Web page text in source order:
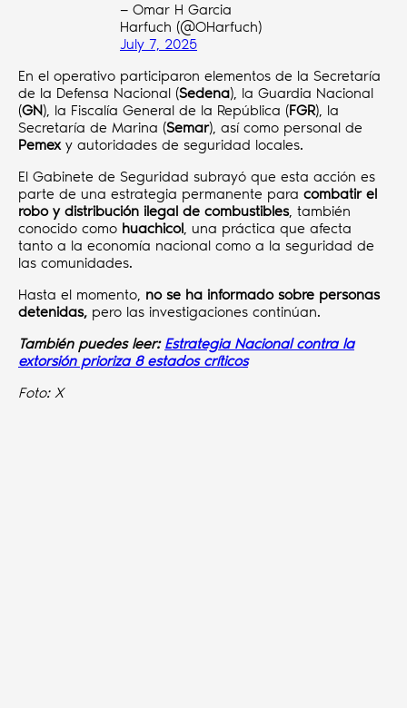
— Omar H Garcia
Harfuch (@OHarfuch)
July 7, 2025
En el operativo participaron elementos de la Secretaría
de la Defensa Nacional (Sedena), la Guardia Nacional
(GN), la Fiscalía General de la República (FGR), la
Secretaría de Marina (Semar), así como personal de
Pemex y autoridades de seguridad locales.
El Gabinete de Seguridad subrayó que esta acción es
parte de una estrategia permanente para combatir el
robo y distribución ilegal de combustibles, también
conocido como huachicol, una práctica que afecta
tanto a la economía nacional como a la seguridad de
las comunidades.
Hasta el momento, no se ha informado sobre personas
detenidas, pero las investigaciones continúan.
También puedes leer: Estrategia Nacional contra la
extorsión prioriza 8 estados críticos
Foto: X